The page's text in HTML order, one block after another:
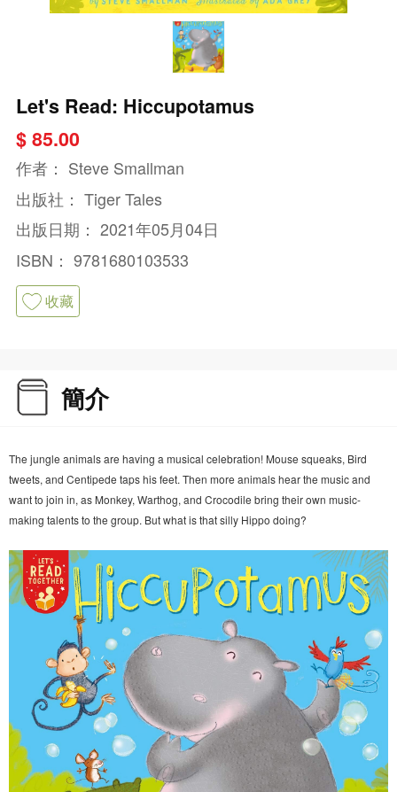
Let's Read: Hiccupotamus
$ 85.00
作者： Steve Smallman
出版社： Tiger Tales
出版日期： 2021年05月04日
ISBN： 9781680103533
收藏
簡介
The jungle animals are having a musical celebration! Mouse squeaks, Bird
tweets, and Centipede taps his feet. Then more animals hear the music and
want to join in, as Monkey, Warthog, and Crocodile bring their own music-
making talents to the group. But what is that silly Hippo doing?